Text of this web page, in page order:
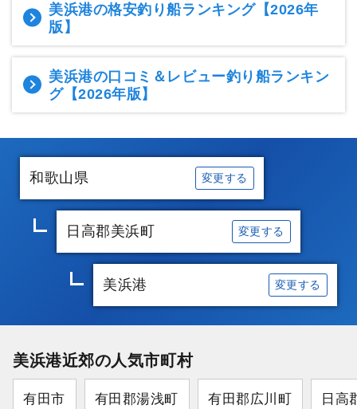
美浜港の格安釣り船ランキング【2026年
版】
美浜港の口コミ＆レビュー釣り船ランキン
グ【2026年版】
和歌山県 変更する
日高郡美浜町 変更する
美浜港 変更する
美浜港近郊の人気市町村
有田市 有田郡湯浅町 有田郡広川町 日高